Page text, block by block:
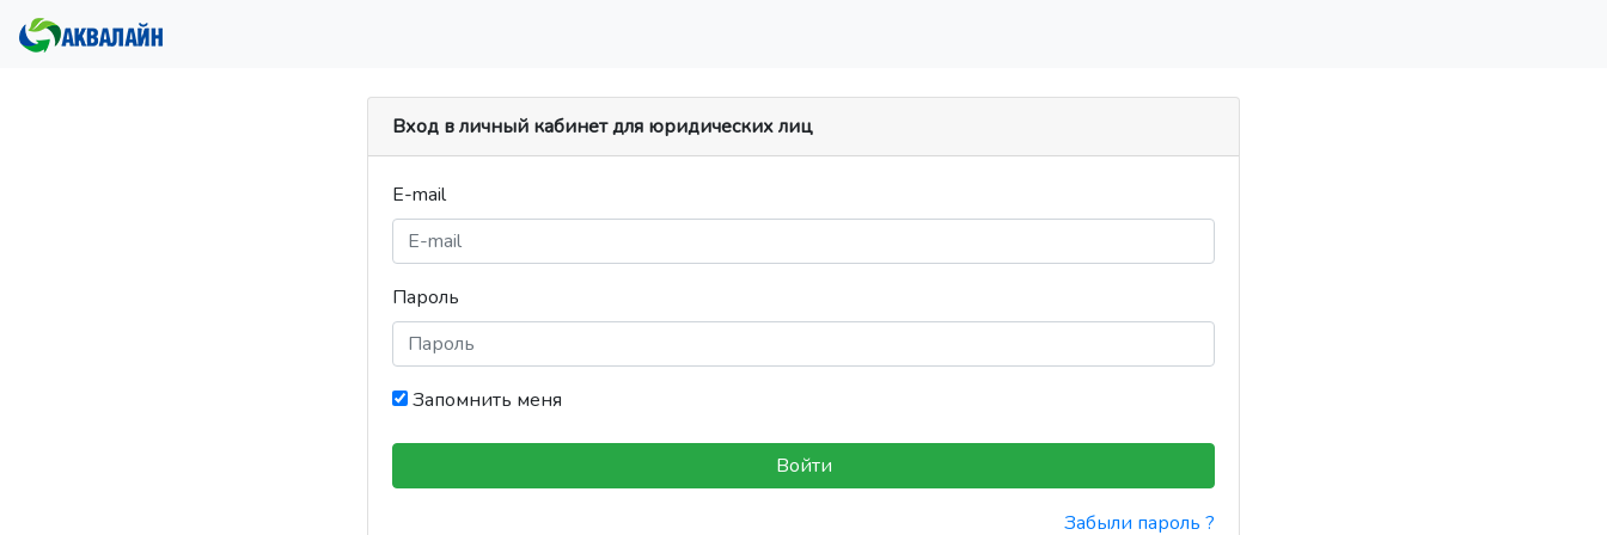
Вход в личный кабинет для юридических лиц
E-mail
Пароль
Запомнить меня
Войти
Забыли пароль ?